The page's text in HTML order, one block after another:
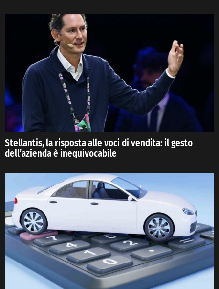
Stellantis, la risposta alle voci di vendita: il gesto
dell’azienda è inequivocabile